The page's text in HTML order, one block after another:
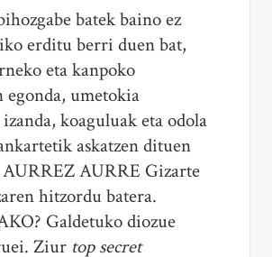
batek baino ez
erditu berri duen bat,
eta kanpoko
umetokia
koaguluak eta odola
askatzen dituen
AURRE Gizarte
hitzordu batera.
Galdetuko diozue
Ziur top secret